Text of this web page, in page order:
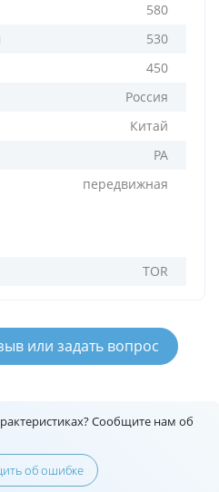
580
530
450
Россия
Китай
PA
передвижная
TOR
или задать вопрос
Сообщите нам об
об ошибке